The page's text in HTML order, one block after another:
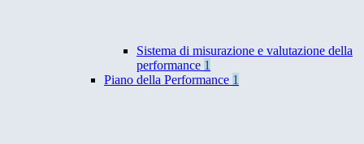
Sistema di misurazione e valutazione della
performance 1
Piano della Performance 1